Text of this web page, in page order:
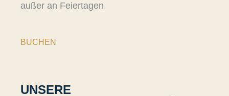
außer an Feiertagen
BUCHEN
UNSERE